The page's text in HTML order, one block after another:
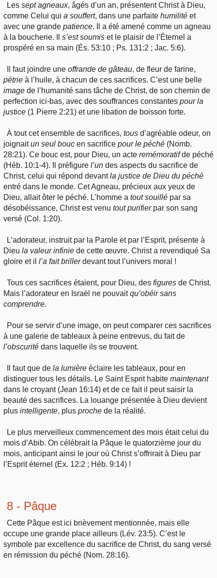
Lesseptagneaux, âgés d’un an, présentent Christ à Dieu,
comme Celui qui a souffert, dans une parfaite humilité et
avec une grande patience. Il a été amené comme un agneau
à la boucherie. Il s’estsoumis et le plaisir de l’Éternel a
prospéré en sa main (És. 53:10 ; Ps. 131:2 ; Jac. 5:6).
Il faut joindre uneoffrande de gâteau, de fleur de farine,
pétrie à l’huile, à chacun de ces sacrifices. C’est une belle
image de l’humanité sans tâche de Christ, de son chemin de
perfection ici-bas, avec des souffrances constantes pourla
justice (1 Pierre 2:21) et une libation de boisson forte.
À tout cet ensemble de sacrifices,tous d’agréable odeur, on
joignaitun seul bouc en sacrifice pourle péché (Nomb.
28:21). Ce bouc est, pour Dieu, un acte remémoratifde péché
(Héb. 10:1-4). Il préfigure l’un des aspects du sacrifice de
Christ, celui qui répond devantla justice de Dieu du péché
entré dans le monde. Cet Agneau, précieux aux yeux de
Dieu, allait ôter le péché. L’homme a toutsouillé par sa
désobéissance, Christ est venu toutpurifierpar son sang
versé (Col. 1:20).
L’adorateur, instruit par la Parole et par l’Esprit, présente à
Dieu la valeur infinie de cette œuvre. Christ a revendiqué Sa
gloire et il l’a fait brillerdevant tout l’univers moral !
Tous ces sacrifices étaient, pour Dieu, desfiguresde Christ.
Mais l’adorateur en Israël ne pouvaitqu’obéirsans
comprendre.
Pour se servir d’une image, on peut comparer ces sacrifices
à une galerie de tableaux à peine entrevus, du fait de
l’obscurité dans laquelle ils se trouvent.
Il faut que dela lumière éclaire les tableaux, pour en
distinguer tous les détails. Le Saint Esprit habite maintenant
dans le croyant (Jean 16:14) et de ce fait il peut saisir la
beauté des sacrifices. La louange présentée à Dieu devient
plus intelligente, plus proche de la réalité.
Le plus merveilleux commencement des mois était celui du
mois d’Abib. On célébrait la Pâque le quatorzième jour du
mois, anticipant ainsi le jour où Christ s’offrirait à Dieu par
l’Esprit éternel (Ex. 12:2 ; Héb. 9:14) !
8 - Pâque
Cette Pâque est ici brièvement mentionnée, mais elle
occupe une grande place ailleurs (Lév. 23:5). C’est le
symbole par excellence du sacrifice de Christ, du sang versé
en rémission du péché (Nom. 28:16).